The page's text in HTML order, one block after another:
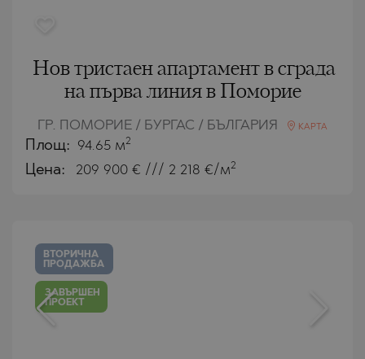
Нов тристаен апартамент в сграда
на първа линия в Поморие
ГР. ПОМОРИЕ / БУРГАС / БЪЛГАРИЯ КАРТА
Площ: 94.65 м2
Цена: 209 900 € /// 2 218 €/м2
ВТОРИЧНА
ПРОДАЖБА
ЗАВЪРШЕН
ПРОЕКТ